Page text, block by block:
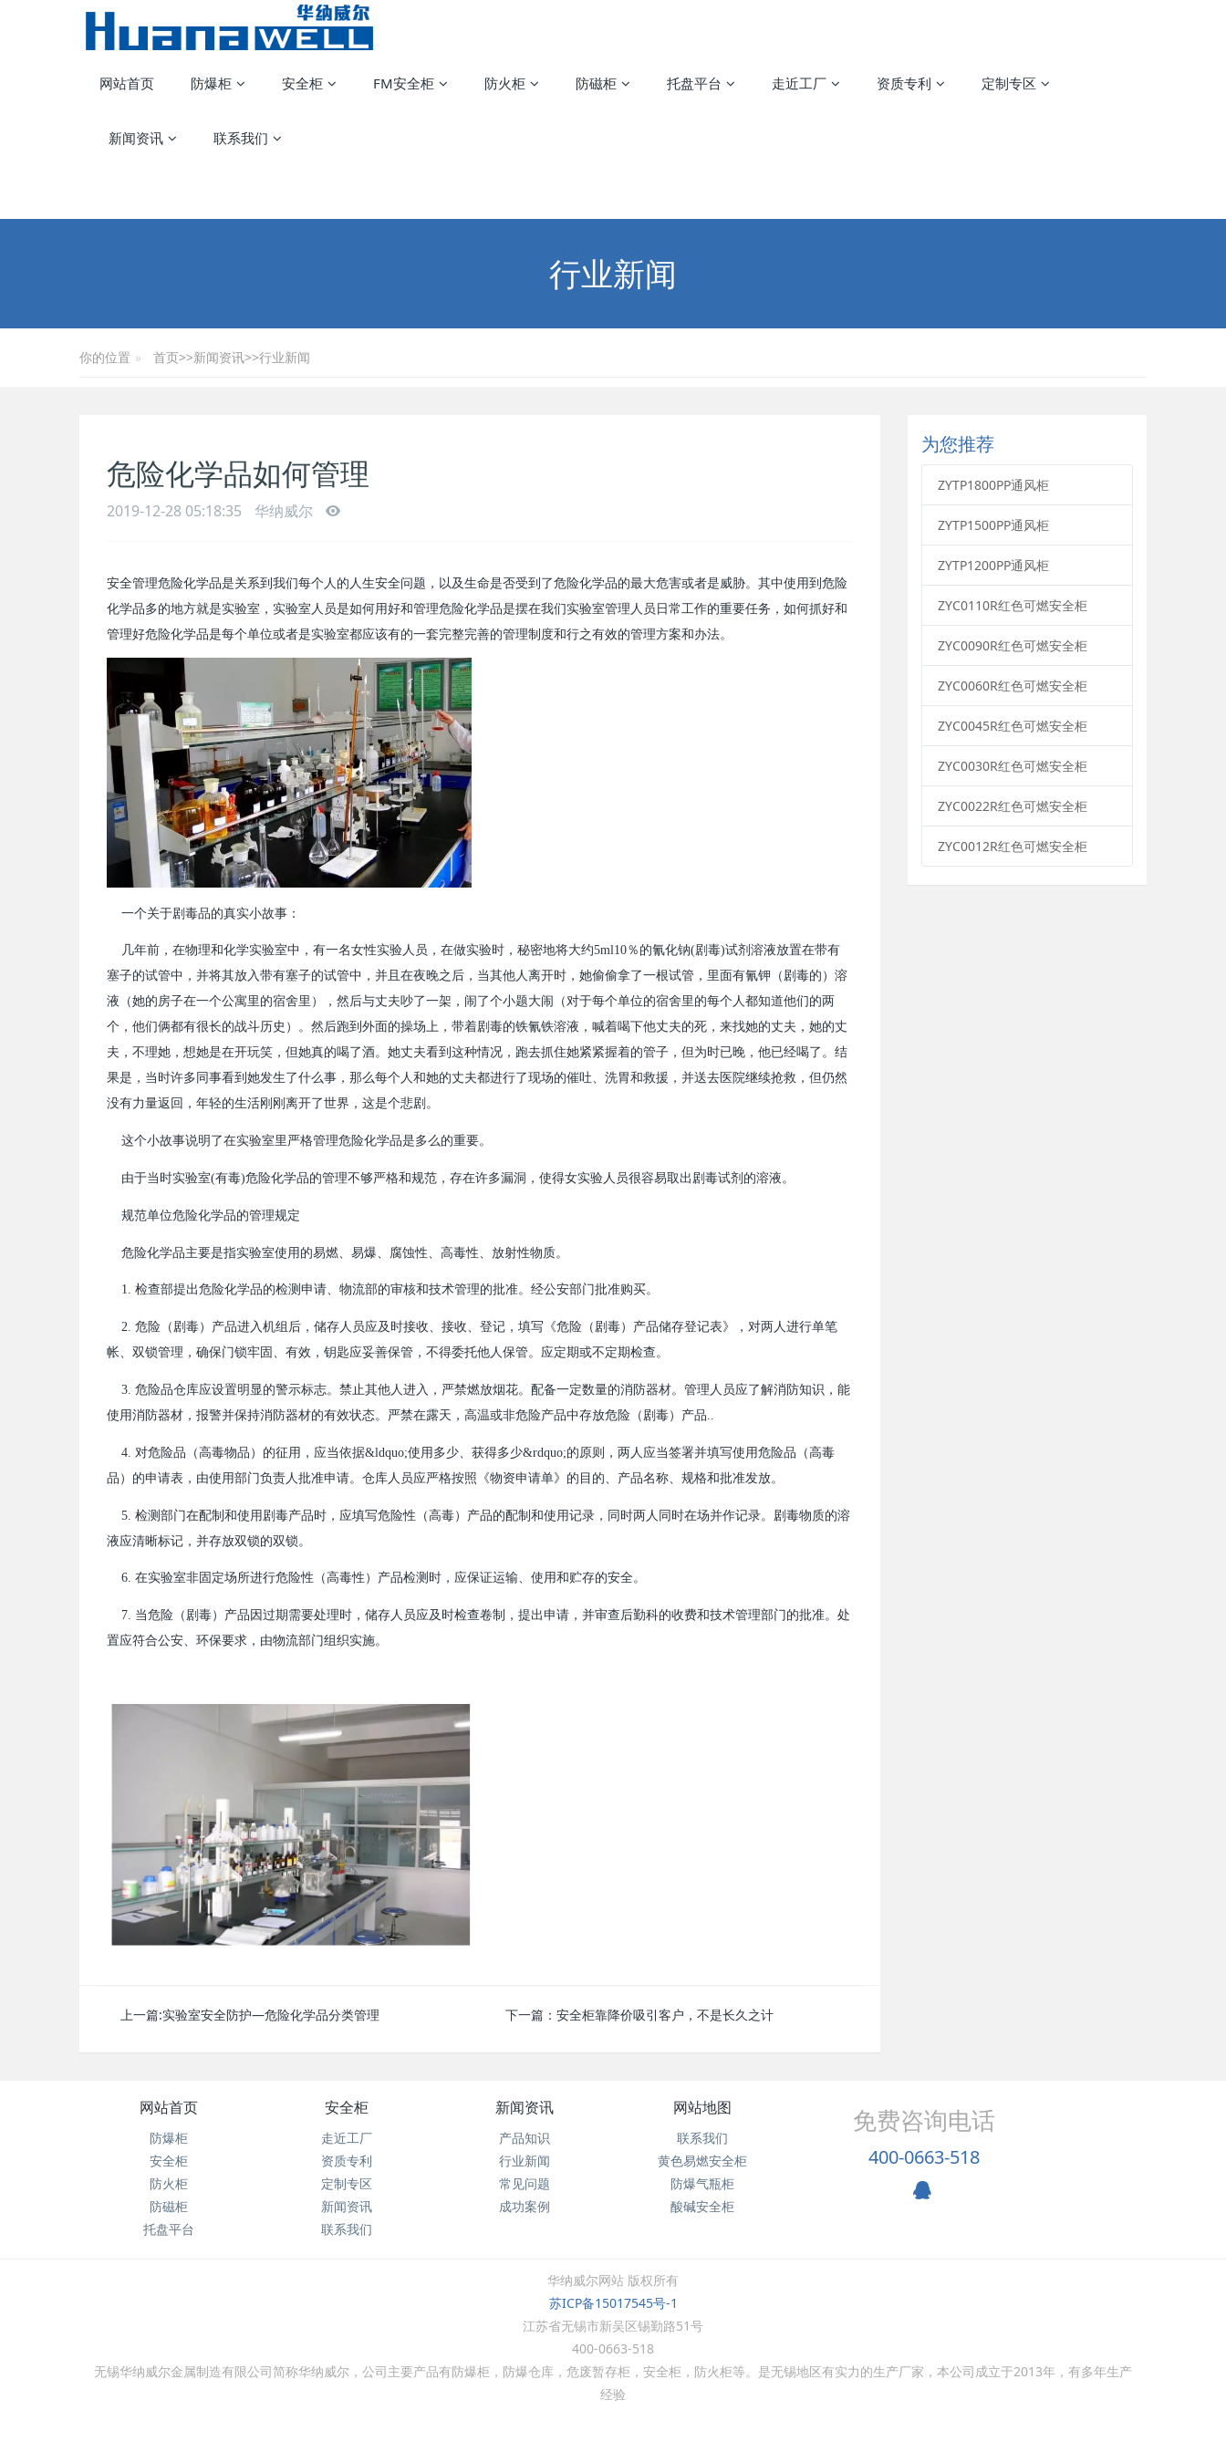
网站首页 防爆柜 安全柜 FM安全柜 防火柜 防磁柜 托盘平台 走近工厂 资质专利 定制专区
新闻资讯 联系我们
行业新闻
你的位置 首页>>新闻资讯>>行业新闻
危险化学品如何管理
2019-12-28 05:18:35 华纳威尔
安全管理危险化学品是关系到我们每个人的人生安全问题，以及生命是否受到了危险化学品的最大危害或者是威胁。其中使用到危险
化学品多的地方就是实验室，实验室人员是如何用好和管理危险化学品是摆在我们实验室管理人员日常工作的重要任务，如何抓好和
管理好危险化学品是每个单位或者是实验室都应该有的一套完整完善的管理制度和行之有效的管理方案和办法。
一个关于剧毒品的真实小故事：
几年前，在物理和化学实验室中，有一名女性实验人员，在做实验时，秘密地将大约5ml10％的氰化钠(剧毒)试剂溶液放置在带有
塞子的试管中，并将其放入带有塞子的试管中，并且在夜晚之后，当其他人离开时，她偷偷拿了一根试管，里面有氰钾（剧毒的）溶
液（她的房子在一个公寓里的宿舍里），然后与丈夫吵了一架，闹了个小题大闹（对于每个单位的宿舍里的每个人都知道他们的两
个，他们俩都有很长的战斗历史）。然后跑到外面的操场上，带着剧毒的铁氰铁溶液，喊着喝下他丈夫的死，来找她的丈夫，她的丈
夫，不理她，想她是在开玩笑，但她真的喝了酒。她丈夫看到这种情况，跑去抓住她紧紧握着的管子，但为时已晚，他已经喝了。结
果是，当时许多同事看到她发生了什么事，那么每个人和她的丈夫都进行了现场的催吐、洗胃和救援，并送去医院继续抢救，但仍然
没有力量返回，年轻的生活刚刚离开了世界，这是个悲剧。
这个小故事说明了在实验室里严格管理危险化学品是多么的重要。
由于当时实验室(有毒)危险化学品的管理不够严格和规范，存在许多漏洞，使得女实验人员很容易取出剧毒试剂的溶液。
规范单位危险化学品的管理规定
危险化学品主要是指实验室使用的易燃、易爆、腐蚀性、高毒性、放射性物质。
1. 检查部提出危险化学品的检测申请、物流部的审核和技术管理的批准。经公安部门批准购买。
2. 危险（剧毒）产品进入机组后，储存人员应及时接收、接收、登记，填写《危险（剧毒）产品储存登记表》，对两人进行单笔
帐、双锁管理，确保门锁牢固、有效，钥匙应妥善保管，不得委托他人保管。应定期或不定期检查。
3. 危险品仓库应设置明显的警示标志。禁止其他人进入，严禁燃放烟花。配备一定数量的消防器材。管理人员应了解消防知识，能
使用消防器材，报警并保持消防器材的有效状态。严禁在露天，高温或非危险产品中存放危险（剧毒）产品..
4. 对危险品（高毒物品）的征用，应当依据&ldquo;使用多少、获得多少&rdquo;的原则，两人应当签署并填写使用危险品（高毒
品）的申请表，由使用部门负责人批准申请。仓库人员应严格按照《物资申请单》的目的、产品名称、规格和批准发放。
5. 检测部门在配制和使用剧毒产品时，应填写危险性（高毒）产品的配制和使用记录，同时两人同时在场并作记录。剧毒物质的溶
液应清晰标记，并存放双锁的双锁。
6. 在实验室非固定场所进行危险性（高毒性）产品检测时，应保证运输、使用和贮存的安全。
7. 当危险（剧毒）产品因过期需要处理时，储存人员应及时检查卷制，提出申请，并审查后勤科的收费和技术管理部门的批准。处
置应符合公安、环保要求，由物流部门组织实施。
上一篇:实验室安全防护—危险化学品分类管理 下一篇： 安全柜靠降价吸引客户，不是长久之计
为您推荐
ZYTP1800PP通风柜
ZYTP1500PP通风柜
ZYTP1200PP通风柜
ZYC0110R红色可燃安全柜
ZYC0090R红色可燃安全柜
ZYC0060R红色可燃安全柜
ZYC0045R红色可燃安全柜
ZYC0030R红色可燃安全柜
ZYC0022R红色可燃安全柜
ZYC0012R红色可燃安全柜
网站首页
防爆柜
安全柜
防火柜
防磁柜
托盘平台
安全柜
走近工厂
资质专利
定制专区
新闻资讯
联系我们
新闻资讯
产品知识
行业新闻
常见问题
成功案例
网站地图
联系我们
黄色易燃安全柜
防爆气瓶柜
酸碱安全柜
免费咨询电话
400-0663-518
华纳威尔网站 版权所有
苏ICP备15017545号-1
江苏省无锡市新吴区锡勤路51号
400-0663-518
无锡华纳威尔金属制造有限公司简称华纳威尔，公司主要产品有防爆柜，防爆仓库，危废暂存柜，安全柜，防火柜等。是无锡地区有实力的生产厂家，本公司成立于2013年，有多年生产
经验